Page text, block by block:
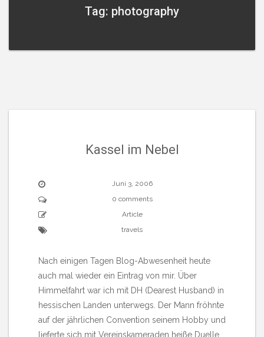
Tag: photography
Kassel im Nebel
Juni 3, 2006
0 comments
Article
travels
Nach einigen Tagen Blog-Abwesenheit heute
auch mal wieder ein Eintrag von mir. Über
Himmelfahrt war ich mit DH (Dearest Husband) in
hessischen Landen unterwegs. Der Mann fröhnte
auf der jährlichen Convention seinem Hobby und
lieferte sich mit Vereinskameraden heiße Duelle